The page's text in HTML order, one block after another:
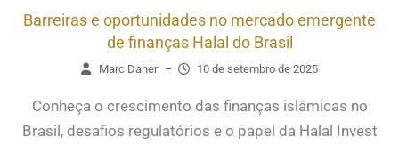
Barreiras e oportunidades no mercado emergente
de finanças Halal do Brasil
Marc Daher – 10 de setembro de 2025
Conheça o crescimento das finanças islâmicas no
Brasil, desafios regulatórios e o papel da Halal Invest